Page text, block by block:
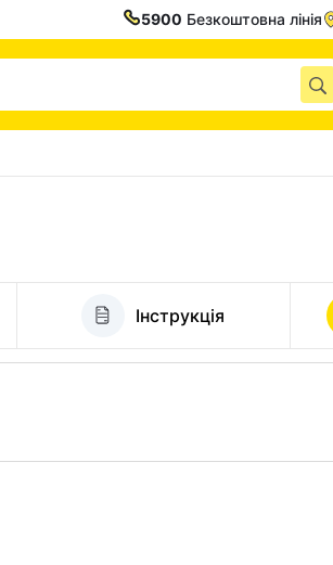
5900 Безкоштовна лінія
Інструкція